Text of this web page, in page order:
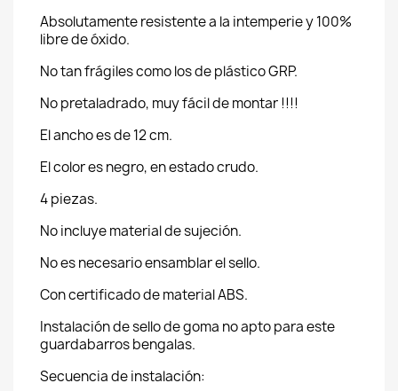
Absolutamente resistente a la intemperie y 100%
libre de óxido.
No tan frágiles como los de plástico GRP.
No pretaladrado, muy fácil de montar !!!!
El ancho es de 12 cm.
El color es negro, en estado crudo.
4 piezas.
No incluye material de sujeción.
No es necesario ensamblar el sello.
Con certificado de material ABS.
Instalación de sello de goma no apto para este
guardabarros bengalas.
Secuencia de instalación: